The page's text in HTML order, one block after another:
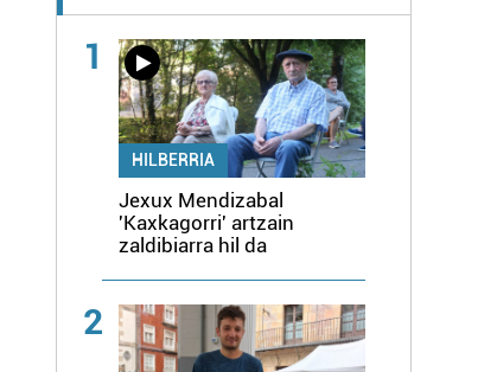
1
HILBERRIA
Jexux Mendizabal
'Kaxkagorri' artzain
zaldibiarra hil da
2